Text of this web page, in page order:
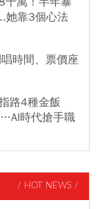
她靠3個心法
時間、票價座
路4種金飯
時代搶手職
/ HOT NEWS /